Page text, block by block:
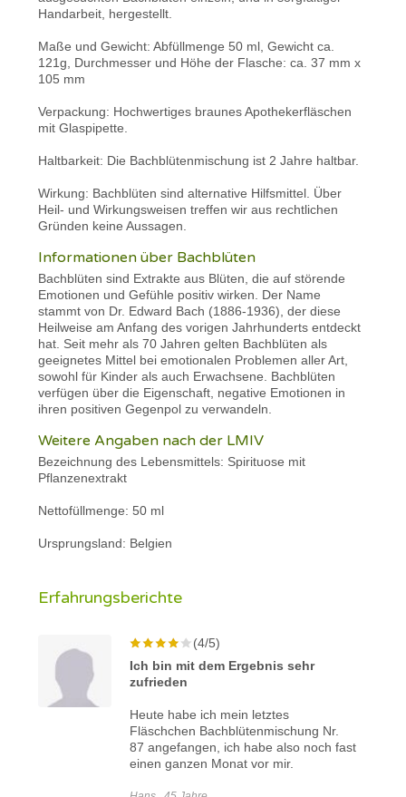
Handarbeit, hergestellt.
Maße und Gewicht: Abfüllmenge 50 ml, Gewicht ca.
121g, Durchmesser und Höhe der Flasche: ca. 37 mm x
105 mm
Verpackung: Hochwertiges braunes Apothekerfläschen
mit Glaspipette.
Haltbarkeit: Die Bachblütenmischung ist 2 Jahre haltbar.
Wirkung: Bachblüten sind alternative Hilfsmittel. Über
Heil- und Wirkungsweisen treffen wir aus rechtlichen
Gründen keine Aussagen.
Informationen über Bachblüten
Bachblüten sind Extrakte aus Blüten, die auf störende
Emotionen und Gefühle positiv wirken. Der Name
stammt von Dr. Edward Bach (1886-1936), der diese
Heilweise am Anfang des vorigen Jahrhunderts entdeckt
hat. Seit mehr als 70 Jahren gelten Bachblüten als
geeignetes Mittel bei emotionalen Problemen aller Art,
sowohl für Kinder als auch Erwachsene. Bachblüten
verfügen über die Eigenschaft, negative Emotionen in
ihren positiven Gegenpol zu verwandeln.
Weitere Angaben nach der LMIV
Bezeichnung des Lebensmittels: Spirituose mit
Pflanzenextrakt
Nettofüllmenge: 50 ml
Ursprungsland: Belgien
Erfahrungsberichte
(4/5)
Ich bin mit dem Ergebnis sehr
zufrieden
Heute habe ich mein letztes
Fläschchen Bachblütenmischung Nr.
87 angefangen, ich habe also noch fast
einen ganzen Monat vor mir.